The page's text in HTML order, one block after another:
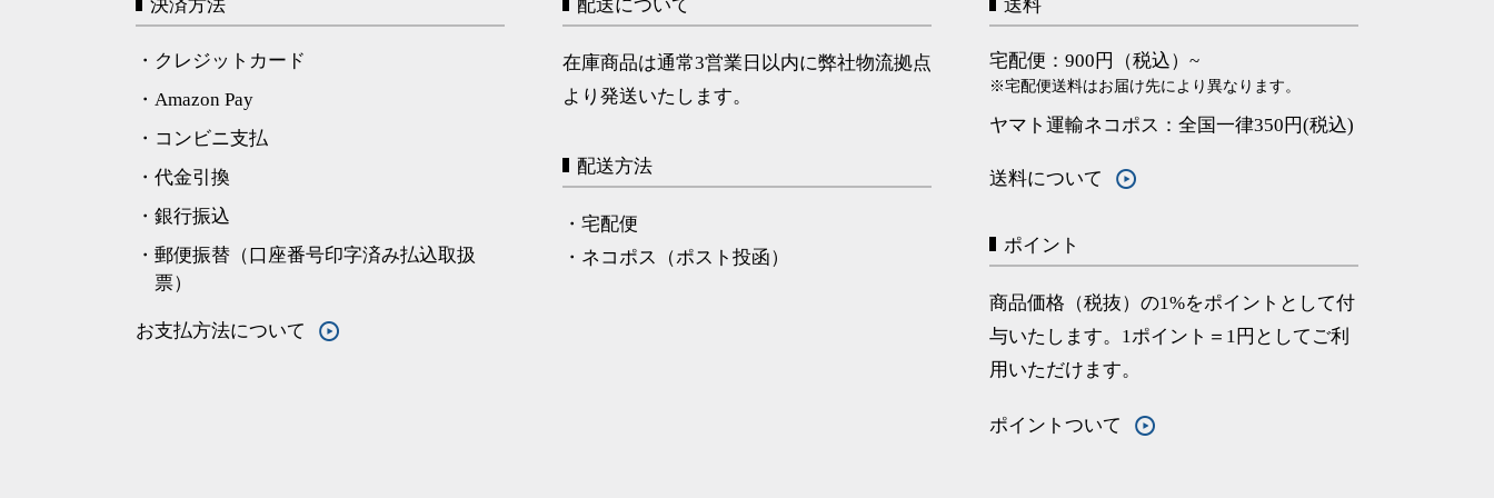
決済方法
・クレジットカード
・Amazon Pay
・コンビニ支払
・代金引換
・銀行振込
・郵便振替（口座番号印字済み払込取扱
票）
お支払方法について
配送について
在庫商品は通常3営業日以内に弊社物流拠点
より発送いたします。
配送方法
・宅配便
・ネコポス（ポスト投函）
送料
宅配便：900円（税込）~
※宅配便送料はお届け先により異なります。
ヤマト運輸ネコポス：全国一律350円(税込)
送料について
ポイント
商品価格（税抜）の1%をポイントとして付
与いたします。1ポイント＝1円としてご利
用いただけます。
ポイントついて